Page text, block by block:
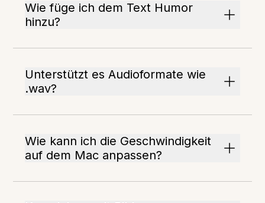
Wie füge ich dem Text Humor
hinzu?
Unterstützt es Audioformate wie
.wav?
Wie kann ich die Geschwindigkeit
auf dem Mac anpassen?